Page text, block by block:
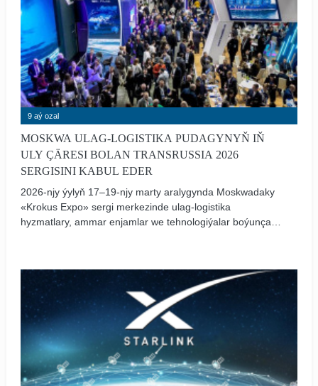
9 aý ozal
MOSKWA ULAG-LOGISTIKA PUDAGYNYŇ IŇ
ULY ÇÄRESI BOLAN TRANSRUSSIA 2026
SERGISINI KABUL EDER
2026-njy ýylyň 17–19-njy marty aralygynda Moskwadaky
«Krokus Expo» sergi merkezinde ulag-logistika
hyzmatlary, ammar enjamlar we tehnologiýalar boýunça